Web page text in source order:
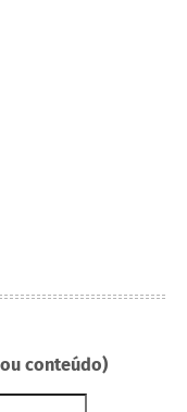
conteúdo)